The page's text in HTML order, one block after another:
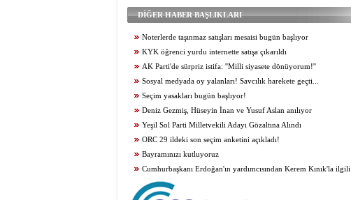
DİĞER HABER BAŞLIKLARI
Noterlerde taşınmaz satışları mesaisi bugün başlıyor
KYK öğrenci yurdu internette satışa çıkarıldı
AK Parti'de sürpriz istifa: ''Milli siyasete dönüyorum!''
Sosyal medyada oy yalanları! Savcılık harekete geçti...
Seçim yasakları bugün başlıyor!
Deniz Gezmiş, Hüseyin İnan ve Yusuf Aslan anılıyor
Yeşil Sol Parti Milletvekili Adayı Gözaltına Alındı
ORC 29 ildeki son seçim anketini açıkladı!
Bayramınızı kutluyoruz
Cumhurbaşkanı Erdoğan'ın yardımcısından Kerem Kınık'la ilgili
çok konuşulacak yorum